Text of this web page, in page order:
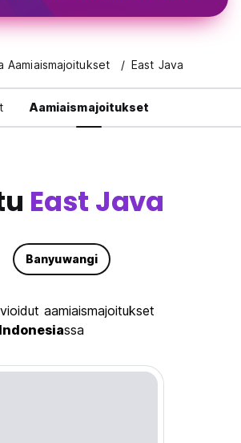
Aamiaismajoitukset East Java
Aamiaismajoitukset
East Java
Banyuwangi
aamiaismajoitukset
ssa